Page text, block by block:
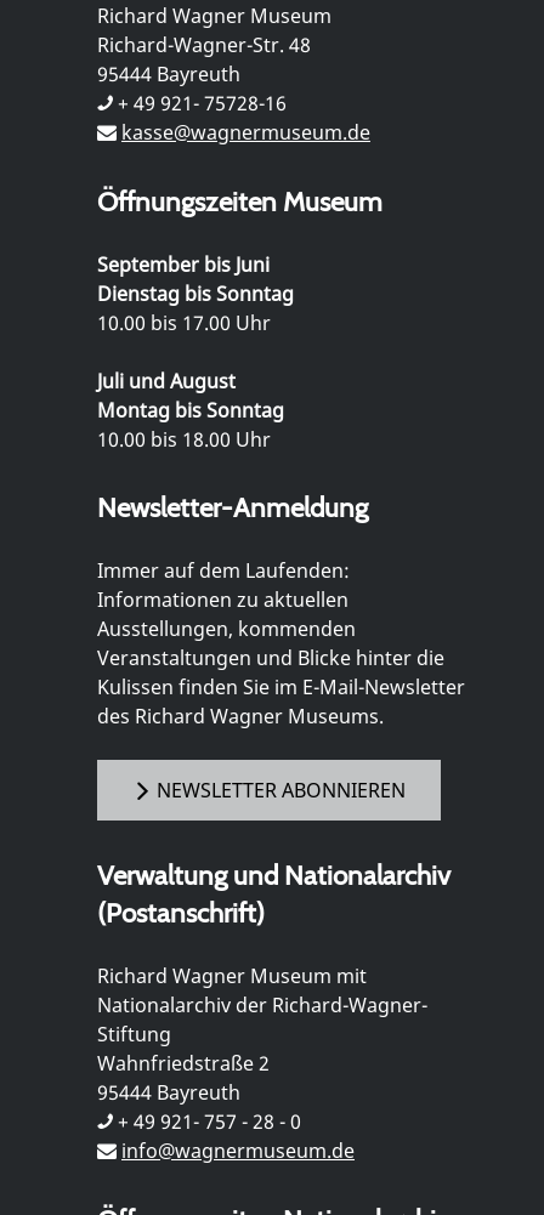
Richard Wagner Museum
Richard-Wagner-Str. 48
95444 Bayreuth
+ 49 921- 75728-16
kasse@wagnermuseum.de
Öffnungszeiten Museum
September bis Juni
Dienstag bis Sonntag
10.00 bis 17.00 Uhr
Juli und August
Montag bis Sonntag
10.00 bis 18.00 Uhr
Newsletter-Anmeldung
Immer auf dem Laufenden:
Informationen zu aktuellen
Ausstellungen, kommenden
Veranstaltungen und Blicke hinter die
Kulissen finden Sie im E-Mail-Newsletter
des Richard Wagner Museums.
NEWSLETTER ABONNIEREN
Verwaltung und Nationalarchiv
(Postanschrift)
Richard Wagner Museum mit
Nationalarchiv der Richard-Wagner-
Stiftung
Wahnfriedstraße 2
95444 Bayreuth
+ 49 921- 757 - 28 - 0
info@wagnermuseum.de